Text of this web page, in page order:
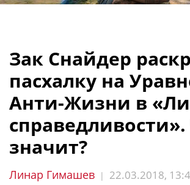
Зак Снайдер
пасхалку на
Анти-Жизни в
справедливости».
значит?
Линар Гимашев | 22.03.2018,